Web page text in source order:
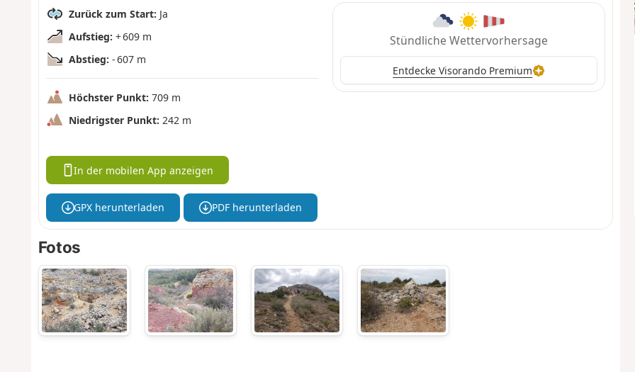
Zurück zum Start: Ja
Aufstieg: + 609 m
Abstieg: - 607 m
Höchster Punkt: 709 m
Niedrigster Punkt: 242 m
Stündliche Wettervorhersage
Entdecke Visorando Premium
In der mobilen App anzeigen
GPX herunterladen PDF herunterladen
Fotos